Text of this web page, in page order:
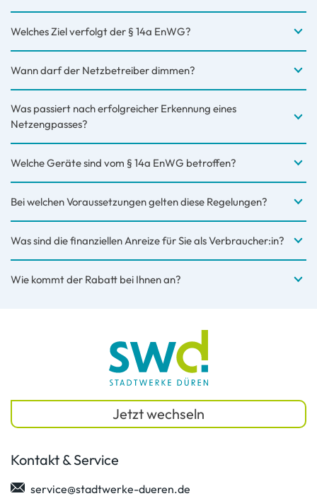
Welches Ziel verfolgt der § 14a EnWG?
Wann darf der Netzbetreiber dimmen?
Was passiert nach erfolgreicher Erkennung eines
Netzengpasses?
Welche Geräte sind vom § 14a EnWG betroffen?
Bei welchen Voraussetzungen gelten diese Regelungen?
Was sind die finanziellen Anreize für Sie als Verbraucher:in?
Wie kommt der Rabatt bei Ihnen an?
Jetzt wechseln
Kontakt & Service
service@stadtwerke-dueren.de